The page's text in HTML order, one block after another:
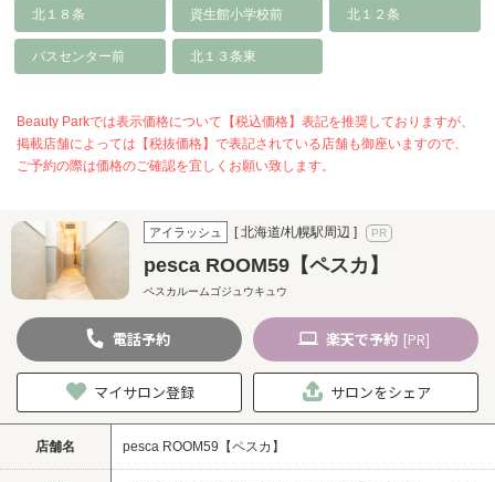
北１８条 資生館小学校前 北１２条
バスセンター前 北１３条東
Beauty Parkでは表示価格について【税込価格】表記を推奨しておりますが、
掲載店舗によっては【税抜価格】で表記されている店舗も御座いますので、
ご予約の際は価格のご確認を宜しくお願い致します。
アイラッシュ [ 北海道/札幌駅周辺 ]
pesca ROOM59【ペスカ】
ペスカルームゴジュウキュウ
電話予約 楽天で予約 [PR]
マイサロン登録 サロンをシェア
店舗名 pesca ROOM59【ペスカ】